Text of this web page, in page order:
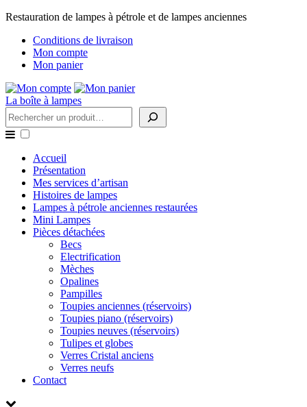
Restauration de lampes à pétrole et de lampes anciennes
Conditions de livraison
Mon compte
Mon panier
La boîte à lampes
Rechercher
Accueil
Présentation
Mes services d’artisan
Histoires de lampes
Lampes à pétrole anciennes restaurées
Mini Lampes
Pièces détachées
Becs
Electrification
Mèches
Opalines
Pampilles
Toupies anciennes (réservoirs)
Toupies piano (réservoirs)
Toupies neuves (réservoirs)
Tulipes et globes
Verres Cristal anciens
Verres neufs
Contact